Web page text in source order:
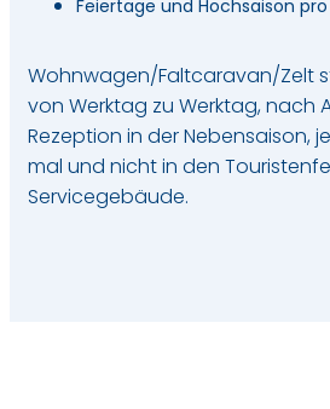
Feiertage und Hochsaison
Wohnwagen/Faltcaravan/Zelt
von Werktag zu Werktag, nach
Rezeption in der Nebensaison,
mal und nicht in den
Servicegebäude.